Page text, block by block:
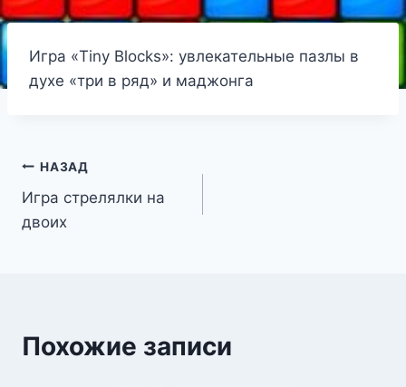
Игра «Tiny Blocks»: увлекательные пазлы в
духе «три в ряд» и маджонга
Навигация
по
НАЗАД
Игра стрелялки на
двоих
Похожие записи